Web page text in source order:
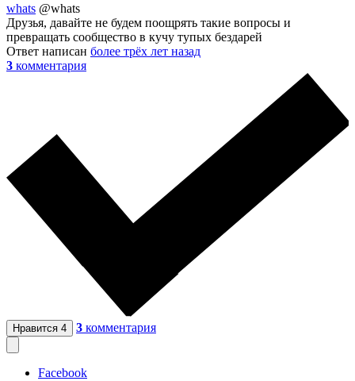
whats @whats
Друзья, давайте не будем поощрять такие вопросы и
превращать сообщество в кучу тупых бездарей
Ответ написан более трёх лет назад
3 комментария
Нравится 4 3 комментария
Facebook